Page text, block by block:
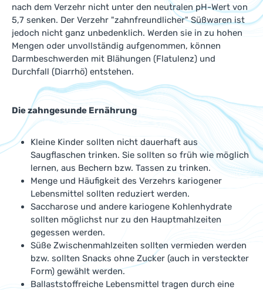
nach dem Verzehr nicht unter den neutralen pH-Wert von
5,7 senken. Der Verzehr "zahnfreundlicher" Süßwaren ist
jedoch nicht ganz unbedenklich. Werden sie in zu hohen
Mengen oder unvollständig aufgenommen, können
Darmbeschwerden mit Blähungen (Flatulenz) und
Durchfall (Diarrhö) entstehen.
Die zahngesunde Ernährung
Kleine Kinder sollten nicht dauerhaft aus
Saugflaschen trinken. Sie sollten so früh wie möglich
lernen, aus Bechern bzw. Tassen zu trinken.
Menge und Häufigkeit des Verzehrs kariogener
Lebensmittel sollten reduziert werden.
Saccharose und andere kariogene Kohlenhydrate
sollten möglichst nur zu den Hauptmahlzeiten
gegessen werden.
Süße Zwischenmahlzeiten sollten vermieden werden
bzw. sollten Snacks ohne Zucker (auch in versteckter
Form) gewählt werden.
Ballaststoffreiche Lebensmittel tragen durch eine